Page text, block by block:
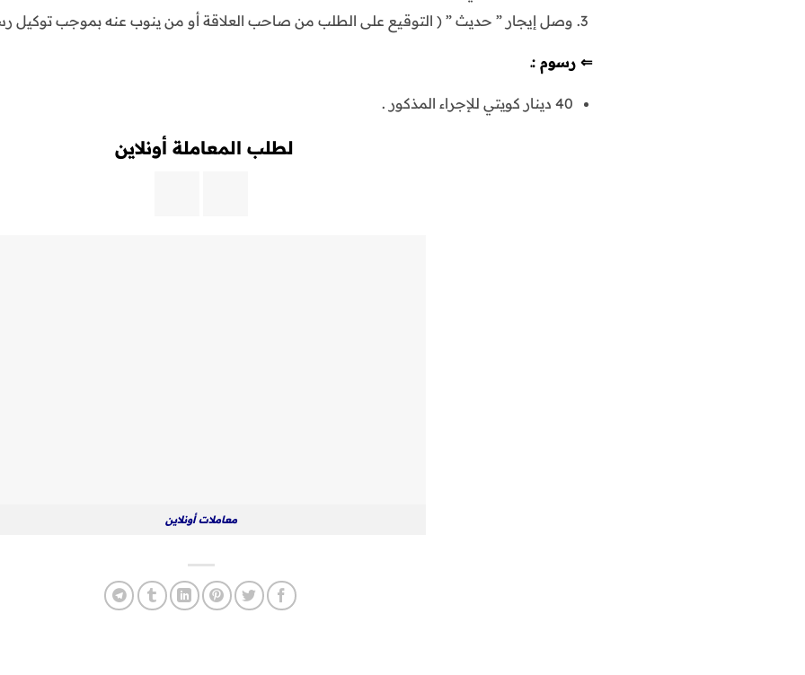
وصل إيجار ” حديث ” ( التوقيع على الطلب من صاحب العلاقة أو من ينوب عنه بموجب توكيل
⇐ رسوم :ـ
40 دينار كويتي للإجراء المذكور .
لطلب المعاملة أونلاين
معاملات أونلاين